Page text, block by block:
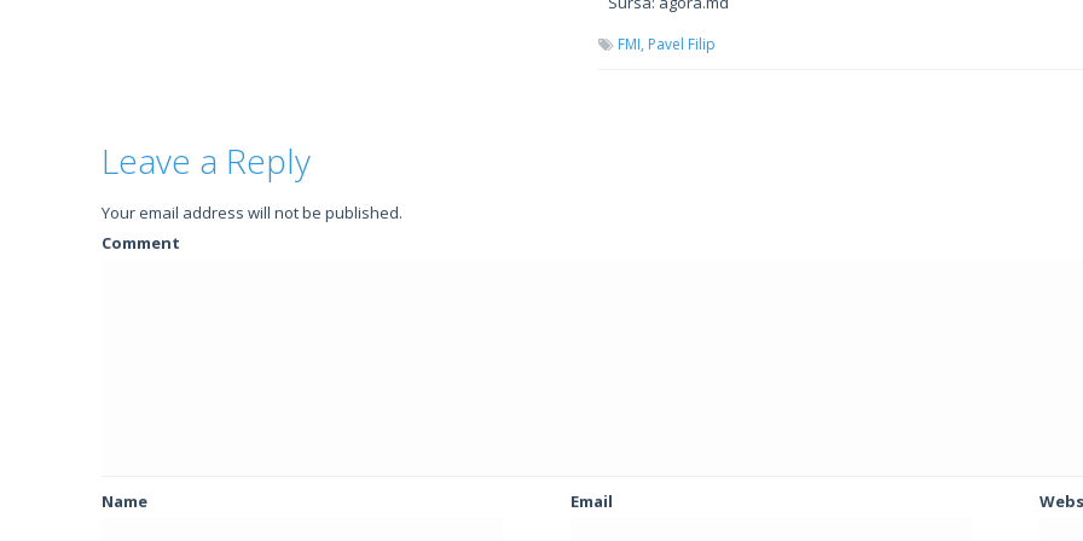
FMI, Pavel Filip
Leave a Reply
Your email address will not be published.
Comment
Name Email